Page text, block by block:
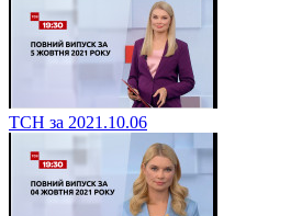
ТСН за 2021.10.06